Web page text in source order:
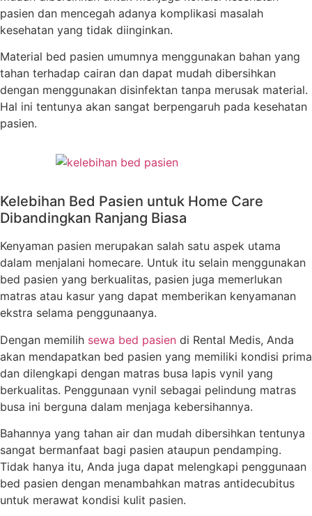
pasien dan mencegah adanya komplikasi masalah
kesehatan yang tidak diinginkan.
Material bed pasien umumnya menggunakan bahan yang
tahan terhadap cairan dan dapat mudah dibersihkan
dengan menggunakan disinfektan tanpa merusak material.
Hal ini tentunya akan sangat berpengaruh pada kesehatan
pasien.
Kelebihan Bed Pasien untuk Home Care
Dibandingkan Ranjang Biasa
Kenyaman pasien merupakan salah satu aspek utama
dalam menjalani homecare. Untuk itu selain menggunakan
bed pasien yang berkualitas, pasien juga memerlukan
matras atau kasur yang dapat memberikan kenyamanan
ekstra selama penggunaanya.
Dengan memilih sewa bed pasien di Rental Medis, Anda
akan mendapatkan bed pasien yang memiliki kondisi prima
dan dilengkapi dengan matras busa lapis vynil yang
berkualitas. Penggunaan vynil sebagai pelindung matras
busa ini berguna dalam menjaga kebersihannya.
Bahannya yang tahan air dan mudah dibersihkan tentunya
sangat bermanfaat bagi pasien ataupun pendamping.
Tidak hanya itu, Anda juga dapat melengkapi penggunaan
bed pasien dengan menambahkan matras antidecubitus
untuk merawat kondisi kulit pasien.